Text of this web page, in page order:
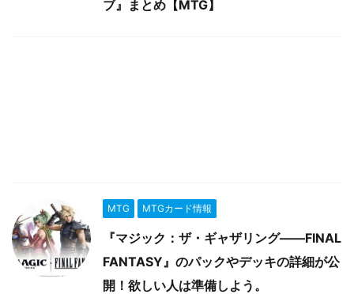
ブ』まとめ【MTG】
MTG MTGカード情報
『マジック：ザ・ギャザリング――FINAL
FANTASY』のパックやデッキの詳細が公
開！欲しい人は準備しよう。